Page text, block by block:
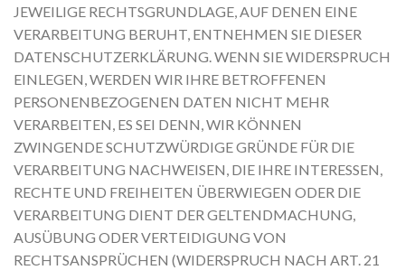
JEWEILIGE RECHTSGRUNDLAGE, AUF DENEN EINE
VERARBEITUNG BERUHT, ENTNEHMEN SIE DIESER
DATENSCHUTZERKLÄRUNG. WENN SIE WIDERSPRUCH
EINLEGEN, WERDEN WIR IHRE BETROFFENEN
PERSONENBEZOGENEN DATEN NICHT MEHR
VERARBEITEN, ES SEI DENN, WIR KÖNNEN
ZWINGENDE SCHUTZWÜRDIGE GRÜNDE FÜR DIE
VERARBEITUNG NACHWEISEN, DIE IHRE INTERESSEN,
RECHTE UND FREIHEITEN ÜBERWIEGEN ODER DIE
VERARBEITUNG DIENT DER GELTENDMACHUNG,
AUSÜBUNG ODER VERTEIDIGUNG VON
RECHTSANSPRÜCHEN (WIDERSPRUCH NACH ART. 21